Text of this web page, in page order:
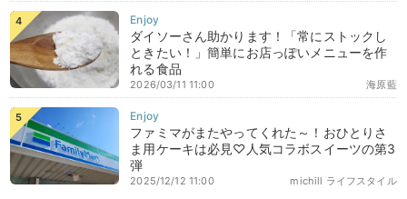
ダイソーさん助かります！「常にストックし
ときたい！」簡単にお店っぽいメニューを作
れる食品
海原藍
2026/03/11 11:00
ファミマがまたやってくれた～！おひとりさ
ま用ケーキは必見♡人気コラボスイーツの第3
弾
michill ライフスタイル
2025/12/12 11:00